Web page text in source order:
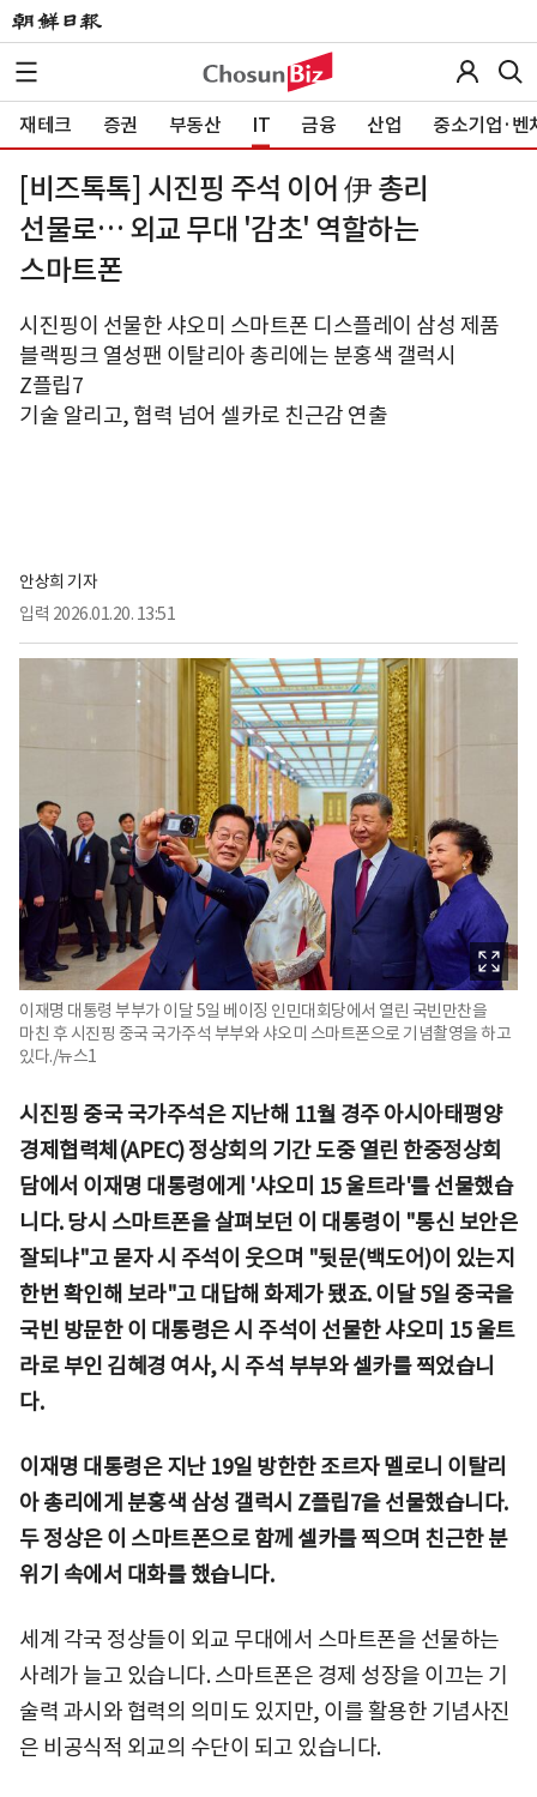
재테크 증권 부동산 IT 금융 산업 중소기업·벤
[비즈톡톡] 시진핑 주석 이어 伊 총리
선물로… 외교 무대 '감초' 역할하는
스마트폰
시진핑이 선물한 샤오미 스마트폰 디스플레이 삼성 제품
블랙핑크 열성팬 이탈리아 총리에는 분홍색 갤럭시
Z플립7
기술 알리고, 협력 넘어 셀카로 친근감 연출
안상희 기자
입력 2026.01.20. 13:51
이재명 대통령 부부가 이달 5일 베이징 인민대회당에서 열린 국빈만찬을
마친 후 시진핑 중국 국가주석 부부와 샤오미 스마트폰으로 기념촬영을 하고
있다./뉴스1
시진핑 중국 국가주석은 지난해 11월 경주 아시아태평양
경제협력체(APEC) 정상회의 기간 도중 열린 한중정상회
담에서 이재명 대통령에게 '샤오미 15 울트라'를 선물했습
니다. 당시 스마트폰을 살펴보던 이 대통령이 "통신 보안은
잘되냐"고 묻자 시 주석이 웃으며 "뒷문(백도어)이 있는지
한번 확인해 보라"고 대답해 화제가 됐죠. 이달 5일 중국을
국빈 방문한 이 대통령은 시 주석이 선물한 샤오미 15 울트
라로 부인 김혜경 여사, 시 주석 부부와 셀카를 찍었습니
다.
이재명 대통령은 지난 19일 방한한 조르자 멜로니 이탈리
아 총리에게 분홍색 삼성 갤럭시 Z플립7을 선물했습니다.
두 정상은 이 스마트폰으로 함께 셀카를 찍으며 친근한 분
위기 속에서 대화를 했습니다.
세계 각국 정상들이 외교 무대에서 스마트폰을 선물하는
사례가 늘고 있습니다. 스마트폰은 경제 성장을 이끄는 기
술력 과시와 협력의 의미도 있지만, 이를 활용한 기념사진
은 비공식적 외교의 수단이 되고 있습니다.